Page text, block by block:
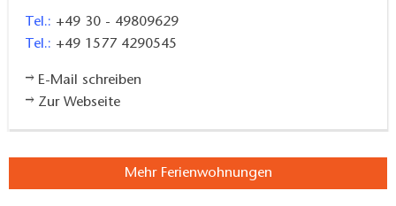
ein Elastikband und ein Schlingentrainer vorhanden.
Auch Familien mit Kindern sind gut ausgestattet: Es
Spiele für drinnen. Haustiere sind erlaubt. Die
Tel.: +49 30 - 49809629
Tel.: +49 1577 4290545
E-Mail schreiben
Zur Webseite
Mehr Ferienwohnungen